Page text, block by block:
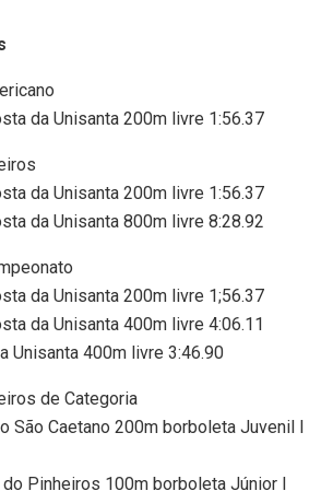
da Unisanta 200m livre 1:56.37
da Unisanta 200m livre 1:56.37
da Unisanta 800m livre 8:28.92
da Unisanta 200m livre 1;56.37
da Unisanta 400m livre 4:06.11
Unisanta 400m livre 3:46.90
de Categoria
São Caetano 200m borboleta Juvenil I
Pinheiros 100m borboleta Júnior I